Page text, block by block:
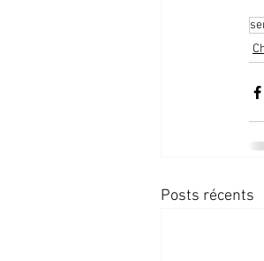
Posts récents